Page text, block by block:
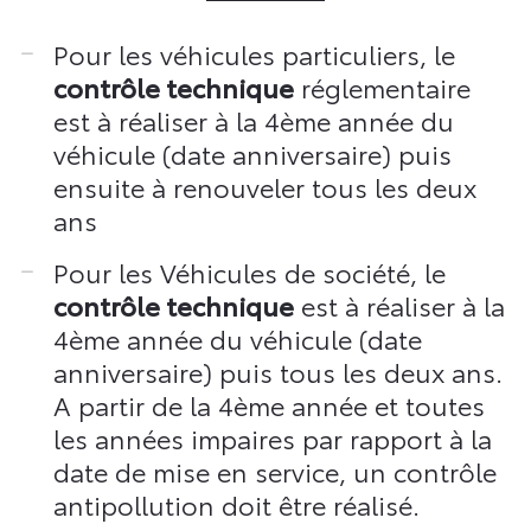
Pour les véhicules particuliers, le
contrôle technique réglementaire
est à réaliser à la 4ème année du
véhicule (date anniversaire) puis
ensuite à renouveler tous les deux
ans
Pour les Véhicules de société, le
contrôle technique est à réaliser à la
4ème année du véhicule (date
anniversaire) puis tous les deux ans.
A partir de la 4ème année et toutes
les années impaires par rapport à la
date de mise en service, un contrôle
antipollution doit être réalisé.